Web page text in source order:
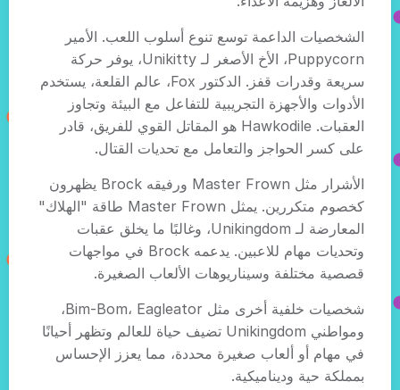
الشخصيات الداعمة توسع تنوع أسلوب اللعب. الأمير
Puppycorn، الأخ الأصغر لـ Unikitty، يوفر حركة
سريعة وقدرات قفز. الدكتور Fox، عالم القلعة، يستخدم
الأدوات والأجهزة التجريبية للتفاعل مع البيئة وتجاوز
العقبات. Hawkodile هو المقاتل القوي للفريق، قادر
على كسر الحواجز والتعامل مع تحديات القتال.
الأشرار مثل Master Frown ورفيقه Brock يظهرون
كخصوم متكررين. يمثل Master Frown طاقة "الهلاك"
المعارضة لـ Unikingdom، وغالبًا ما يخلق عقبات
وتحديات مهام للاعبين. يدعمه Brock في مواجهات
قصصية مختلفة وسيناريوهات الألعاب الصغيرة.
شخصيات خلفية أخرى مثل Bim-Bom، Eagleator،
ومواطني Unikingdom تضيف حياة للعالم وتظهر أحيانًا
في مهام أو ألعاب صغيرة محددة، مما يعزز الإحساس
بمملكة حية وديناميكية.